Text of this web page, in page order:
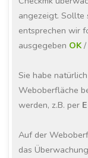
angezeigt. Sollte
entsprechen wir
ausgegeben OK
Sie habe
Weboberfläche
werden, z.B. per
Auf der
das